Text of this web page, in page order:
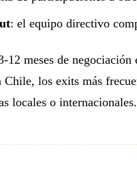
: el equipo directivo
12 meses de
los exits más
locales o internacionales.